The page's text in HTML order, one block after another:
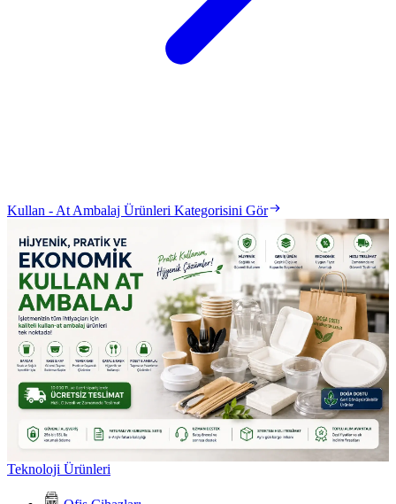
Kullan - At Ambalaj Ürünleri Kategorisini Gör
Teknoloji Ürünleri